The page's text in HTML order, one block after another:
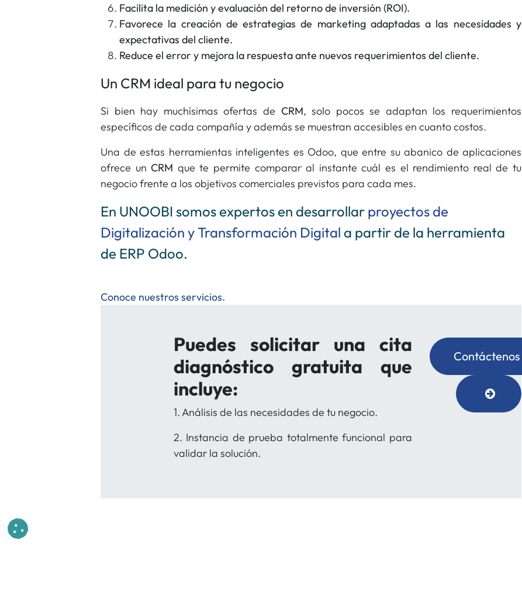
Facilita la medición y evaluación del retorno de inversión (ROI).
Favorece la creación de estrategias de marketing adaptadas a las necesidades y
expectativas del cliente.
Reduce el error y mejora la respuesta ante nuevos requerimientos del cliente.
Un CRM ideal para tu negocio
Si bien hay muchísimas ofertas de CRM, solo pocos se adaptan los requerimientos
específicos de cada compañía y además se muestran accesibles en cuanto costos.
Una de estas herramientas inteligentes es Odoo, que entre su abanico de aplicaciones
ofrece unCRM que te permite comparar al instante cuál es el rendimiento real de tu
negocio frente a los objetivos comerciales previstos para cada mes.
En UNOOBI somos expertos en desarrollar proyectos de
Digitalización y Transformación Digital a partir de la herramienta
de ERP Odoo.
Conoce nuestros servicios.
Puedes solicitar una cita
diagnóstico gratuita que
incluye:
1. Análisis de las necesidades de tu negocio.
2. Instancia de prueba totalmente funcional para
validar la solución.
Contáctenos